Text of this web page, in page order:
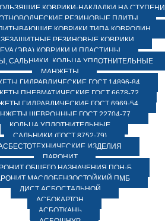
КОВРИКИ-НАКЛАДКИ НА СТУПЕНИ
РЕЗИНОВЫЕ ПЛИТЫ
КОВРИКИ ТИПА КОВРОЛИН
РЕЗИНОВЫЕ КОВРИКИ
EVA (ЭВА) КОВРИКИ И ПЛАСТИНЫ
САЛЬНИКИ, КОЛЬЦА УПЛОТНИТЕЛЬНЫЕ
МАНЖЕТЫ
ГИДРАВЛИЧЕСКИЕ ГОСТ 14896-84
ПНЕВМАТИЧЕСКИЕ ГОСТ 6678-72
ГИДРАВЛИЧЕСКИЕ ГОСТ 6969-54
ШЕВРОННЫЕ ГОСТ 22704-77
КОЛЬЦА УПЛОТНИТЕЛЬНЫЕ
САЛЬНИКИ (ГОСТ 8752-79)
ИЗДЕЛИЯ
ПАРОНИТ
ОБЩЕГО НАЗНАЧЕНИЯ ПОН-Б
МАСЛОБЕНЗОСТОЙКИЙ ПМБ
ЛИСТ АСБОСТАЛЬНОЙ
АСБОКАРТОН
АСБОТКАНЬ